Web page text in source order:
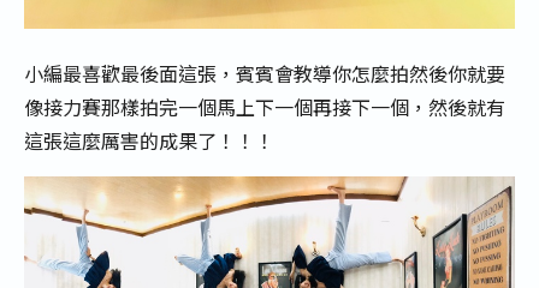
小編最喜歡最後面這張，賓賓會教導你怎麼拍然後你就要
像接力賽那樣拍完一個馬上下一個再接下一個，然後就有
這張這麼厲害的成果了！！！